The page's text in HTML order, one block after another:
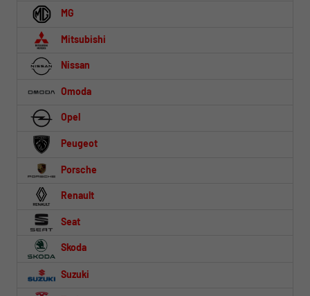
MG
Mitsubishi
Nissan
Omoda
Opel
Peugeot
Porsche
Renault
Seat
Skoda
Suzuki